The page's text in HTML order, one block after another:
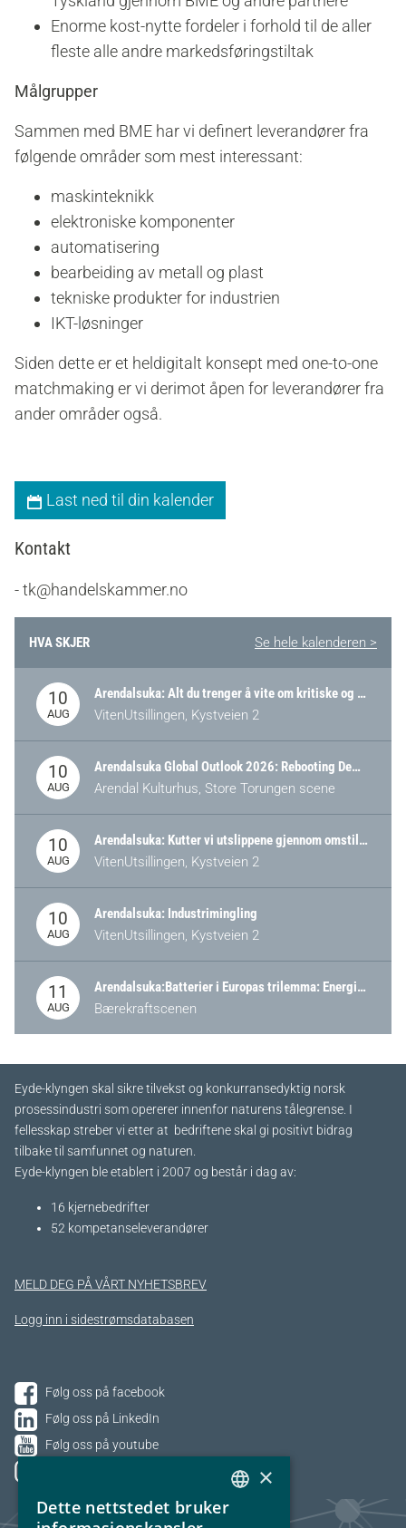
Enorme kost-nytte fordeler i forhold til de aller
fleste alle andre markedsføringstiltak
Målgrupper
Sammen med BME har vi definert leverandører fra
følgende områder som mest interessant:
maskinteknikk
elektroniske komponenter
automatisering
bearbeiding av metall og plast
tekniske produkter for industrien
IKT-løsninger
Siden dette er et heldigitalt konsept med one-to-one
matchmaking er vi derimot åpen for leverandører fra
ander områder også.
Last ned til din kalender
Kontakt
- tk@handelskammer.no
HVA SKJER Se hele kalenderen >
10
AUG
Arendalsuka: Alt du trenger å vite om kritiske og strategiske verdikjeder i Norge
VitenUtsillingen, Kystveien 2
10
AUG
Arendalsuka Global Outlook 2026: Rebooting Democracy for a New World Order
Arendal Kulturhus, Store Torungen scene
10
AUG
Arendalsuka: Kutter vi utslippene gjennom omstilling – eller tap av industri?
VitenUtsillingen, Kystveien 2
10
AUG
Arendalsuka: Industrimingling
VitenUtsillingen, Kystveien 2
11
AUG
Arendalsuka:Batterier i Europas trilemma: Energisikkerhet, konkurransekraft og bærekraft (Battery Norway-arrangement)
Bærekraftscenen
Eyde-klyngen skal sikre tilvekst og konkurransedyktig norsk
prosessindustri som opererer innenfor naturens tålegrense. I
fellesskap streber vi etter at bedriftene skal gi positivt bidrag
tilbake til samfunnet og naturen.
Eyde-klyngen ble etablert i 2007 og består i dag av:
16 kjernebedrifter​
52 kompetanseleverandører
MELD DEG PÅ VÅRT NYHETSBREV
Logg inn i sidestrømsdatabasen
Følg oss på facebook
Følg oss på LinkedIn
Følg oss på youtube
NORWEGIAN
×
Dette nettstedet bruker